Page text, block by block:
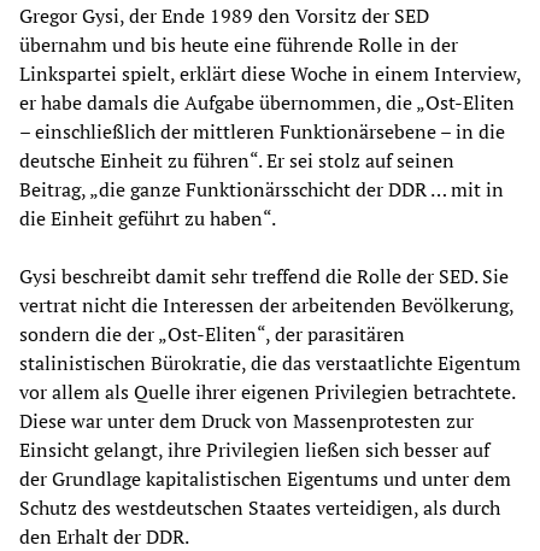
Gregor Gysi, der Ende 1989 den Vorsitz der SED
übernahm und bis heute eine führende Rolle in der
Linkspartei spielt, erklärt diese Woche in einem Interview,
er habe damals die Aufgabe übernommen, die „Ost-Eliten
– einschließlich der mittleren Funktionärsebene – in die
deutsche Einheit zu führen“. Er sei stolz auf seinen
Beitrag, „die ganze Funktionärsschicht der DDR … mit in
die Einheit geführt zu haben“.
Gysi beschreibt damit sehr treffend die Rolle der SED. Sie
vertrat nicht die Interessen der arbeitenden Bevölkerung,
sondern die der „Ost-Eliten“, der parasitären
stalinistischen Bürokratie, die das verstaatlichte Eigentum
vor allem als Quelle ihrer eigenen Privilegien betrachtete.
Diese war unter dem Druck von Massenprotesten zur
Einsicht gelangt, ihre Privilegien ließen sich besser auf
der Grundlage kapitalistischen Eigentums und unter dem
Schutz des westdeutschen Staates verteidigen, als durch
den Erhalt der DDR.